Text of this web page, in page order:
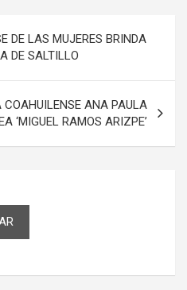
DE LAS MUJERES BRINDA
DE SALTILLO
COAHUILENSE ANA PAULA
‘MIGUEL RAMOS ARIZPE’